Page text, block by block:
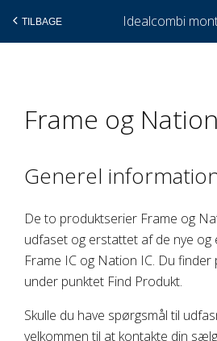
TILBAGE Idealcombi
Frame og Nation
Generel
De to produktserier Frame og
udfaset og erstattet af de nye og
Frame IC og Nation IC. Du
under punktet Find Produkt.
Skulle du have spørgsmål til
velkommen til at kontakte din